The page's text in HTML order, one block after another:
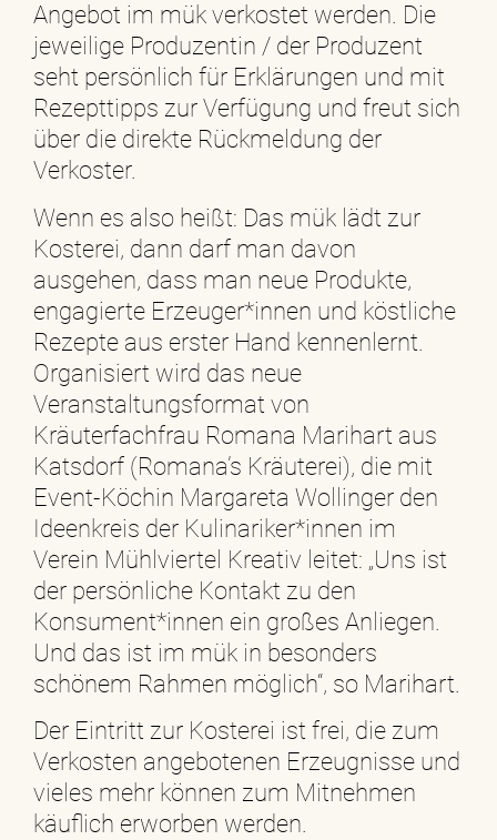
Angebot im mük verkostet werden. Die
jeweilige Produzentin / der Produzent
seht persönlich für Erklärungen und mit
Rezepttipps zur Verfügung und freut sich
über die direkte Rückmeldung der
Verkoster.
Wenn es also heißt: Das mük lädt zur
Kosterei, dann darf man davon
ausgehen, dass man neue Produkte,
engagierte Erzeuger*innen und köstliche
Rezepte aus erster Hand kennenlernt.
Organisiert wird das neue
Veranstaltungsformat von
Kräuterfachfrau Romana Marihart aus
Katsdorf (Romana’s Kräuterei), die mit
Event-Köchin Margareta Wollinger den
Ideenkreis der Kulinariker*innen im
Verein Mühlviertel Kreativ leitet: „Uns ist
der persönliche Kontakt zu den
Konsument*innen ein großes Anliegen.
Und das ist im mük in besonders
schönem Rahmen möglich“, so Marihart.
Der Eintritt zur Kosterei ist frei, die zum
Verkosten angebotenen Erzeugnisse und
vieles mehr können zum Mitnehmen
käuflich erworben werden.